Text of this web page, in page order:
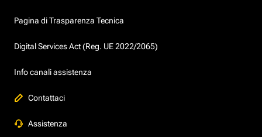
Pagina di Trasparenza Tecnica
Digital Services Act (Reg. UE 2022/2065)
Info canali assistenza
Contattaci
Assistenza